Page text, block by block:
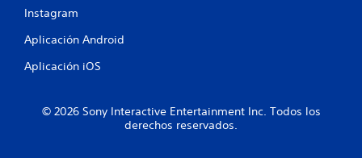
Instagram
Aplicación Android
Aplicación iOS
© 2026 Sony Interactive Entertainment Inc. Todos los
derechos reservados.